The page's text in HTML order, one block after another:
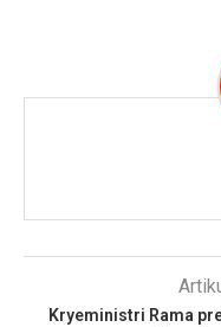
Kryeministri Rama